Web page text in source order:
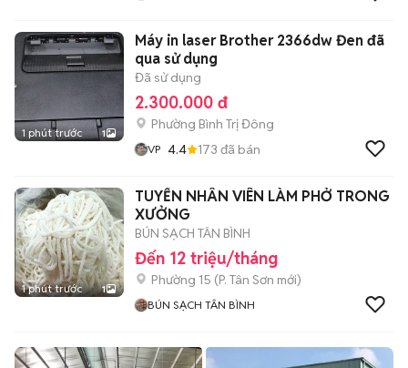
1 phút trước 1
Máy in laser Brother 2366dw Đen đã
qua sử dụng
Đã sử dụng
2.300.000 đ
Phường Bình Trị Đông
VP 4.4 173 đã bán
1 phút trước 1
TUYỂN NHÂN VIÊN LÀM PHỞ TRONG
XƯỞNG
BÚN SẠCH TÂN BÌNH
Đến 12 triệu/tháng
Phường 15 (P. Tân Sơn mới)
BÚN SẠCH TÂN BÌNH